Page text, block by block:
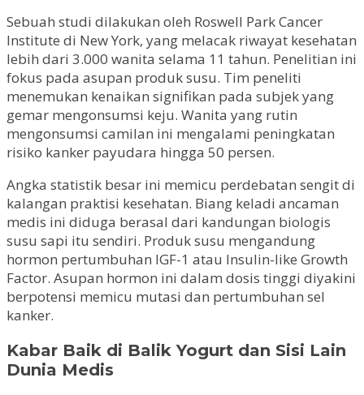
Sebuah studi dilakukan oleh Roswell Park Cancer
Institute di New York, yang melacak riwayat kesehatan
lebih dari 3.000 wanita selama 11 tahun. Penelitian ini
fokus pada asupan produk susu. Tim peneliti
menemukan kenaikan signifikan pada subjek yang
gemar mengonsumsi keju. Wanita yang rutin
mengonsumsi camilan ini mengalami peningkatan
risiko kanker payudara hingga 50 persen.
Angka statistik besar ini memicu perdebatan sengit di
kalangan praktisi kesehatan. Biang keladi ancaman
medis ini diduga berasal dari kandungan biologis
susu sapi itu sendiri. Produk susu mengandung
hormon pertumbuhan IGF-1 atau Insulin-like Growth
Factor. Asupan hormon ini dalam dosis tinggi diyakini
berpotensi memicu mutasi dan pertumbuhan sel
kanker.
Kabar Baik di Balik Yogurt dan Sisi Lain
Dunia Medis